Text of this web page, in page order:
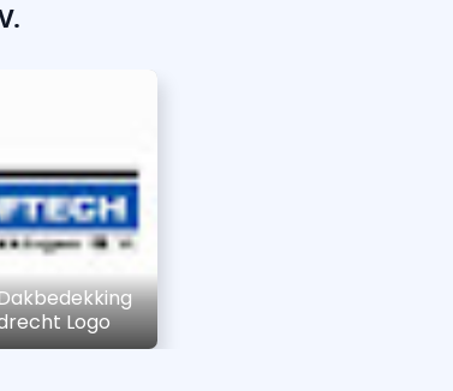
Logo